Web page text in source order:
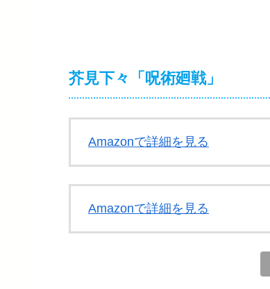
芥見下々「呪術廻戦」
Amazonで詳細を見る
Amazonで詳細を見る